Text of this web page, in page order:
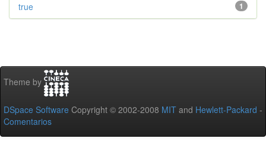
1
true
Theme by
DSpace Software Copyright © 2002-2008 MIT and Hewlett-Packard -
Comentarios